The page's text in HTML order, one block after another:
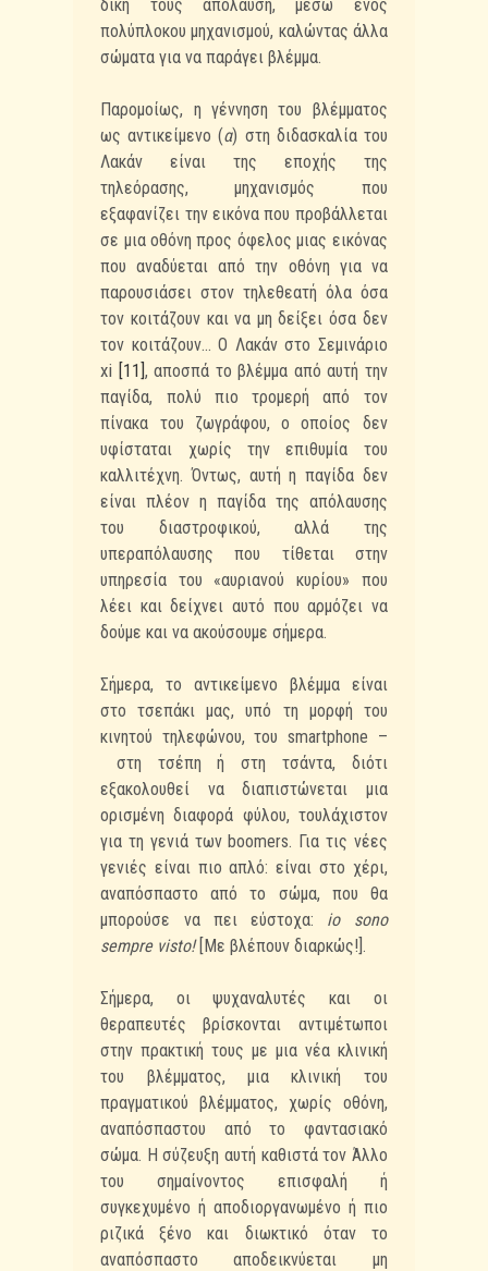
δική τους απόλαυση, μέσω ενός
πολύπλοκου μηχανισμού, καλώντας άλλα
σώματα για να παράγει βλέμμα.
Παρομοίως, η γέννηση του βλέμματος
ως αντικείμενο (α) στη διδασκαλία του
Λακάν είναι της εποχής της
τηλεόρασης, μηχανισμός που
εξαφανίζει την εικόνα που προβάλλεται
σε μια οθόνη προς όφελος μιας εικόνας
που αναδύεται από την οθόνη για να
παρουσιάσει στον τηλεθεατή όλα όσα
τον κοιτάζουν και να μη δείξει όσα δεν
τον κοιτάζουν... Ο Λακάν στο Σεμινάριο
xi [11], αποσπά το βλέμμα από αυτή την
παγίδα, πολύ πιο τρομερή από τον
πίνακα του ζωγράφου, ο οποίος δεν
υφίσταται χωρίς την επιθυμία του
καλλιτέχνη. Όντως, αυτή η παγίδα δεν
είναι πλέον η παγίδα της απόλαυσης
του διαστροφικού, αλλά της
υπεραπόλαυσης που τίθεται στην
υπηρεσία του «αυριανού κυρίου» που
λέει και δείχνει αυτό που αρμόζει να
δούμε και να ακούσουμε σήμερα.
Σήμερα, το αντικείμενο βλέμμα είναι
στο τσεπάκι μας, υπό τη μορφή του
κινητού τηλεφώνου, του smartphone –
στη τσέπη ή στη τσάντα, διότι
εξακολουθεί να διαπιστώνεται μια
ορισμένη διαφορά φύλου, τουλάχιστον
για τη γενιά των boomers. Για τις νέες
γενιές είναι πιο απλό: είναι στο χέρι,
αναπόσπαστο από το σώμα, που θα
μπορούσε να πει εύστοχα: io sono
sempre visto! [Με βλέπουν διαρκώς!].
Σήμερα, οι ψυχαναλυτές και οι
θεραπευτές βρίσκονται αντιμέτωποι
στην πρακτική τους με μια νέα κλινική
του βλέμματος, μια κλινική του
πραγματικού βλέμματος, χωρίς οθόνη,
αναπόσπαστου από το φαντασιακό
σώμα. Η σύζευξη αυτή καθιστά τον Άλλο
του σημαίνοντος επισφαλή ή
συγκεχυμένο ή αποδιοργανωμένο ή πιο
ριζικά ξένο και διωκτικό όταν το
αναπόσπαστο αποδεικνύεται μη